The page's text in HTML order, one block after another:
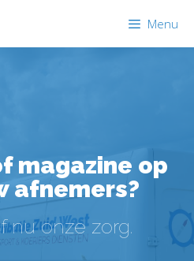
Menu
magazine op
afnemers?
nu onze zorg.